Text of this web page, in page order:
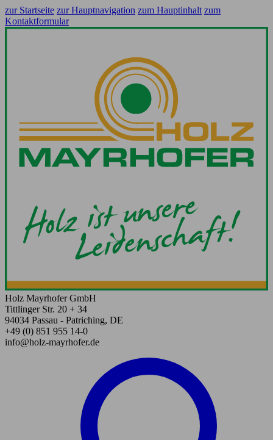
zur Startseite zur Hauptnavigation zum Hauptinhalt zum
Kontaktformular
Holz Mayrhofer GmbH
Tittlinger Str. 20 + 34
94034 Passau - Patriching, DE
+49 (0) 851 955 14-0
info@holz-mayrhofer.de